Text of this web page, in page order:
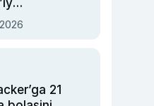
xavotir
21